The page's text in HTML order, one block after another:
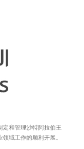
和管理沙特阿拉伯王
域工作的顺利开展。